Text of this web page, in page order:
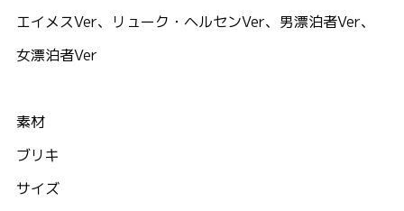
エイメスVer、リューク・ヘルセンVer、男漂泊者Ver、
女漂泊者Ver
素材
ブリキ
サイズ